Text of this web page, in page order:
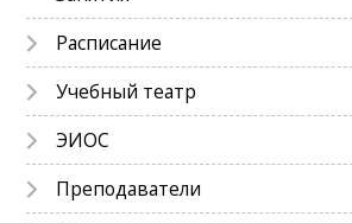
Расписание
Учебный театр
ЭИОС
Преподаватели